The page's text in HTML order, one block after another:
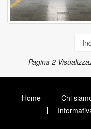
Pagina 2
Home Chi